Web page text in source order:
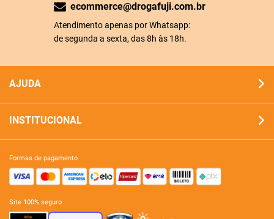
ecommerce@drogafuji.com.br
Atendimento apenas por Whatsapp:
de segunda a sexta, das 8h às 18h.
AJUDA
INSTITUCIONAL
formas de pagamento
site 100% seguro